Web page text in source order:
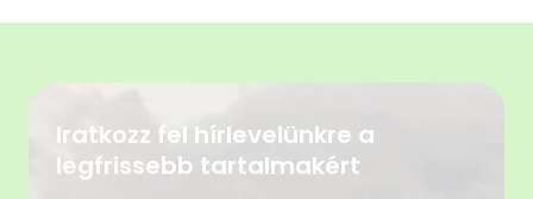
Iratkozz fel hírlevelünkre a
legfrissebb tartalmakért